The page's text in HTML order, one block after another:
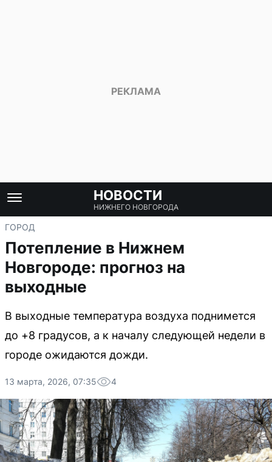
НОВОСТИ
НИЖНЕГО НОВГОРОДА
ГОРОД
Потепление в Нижнем
Новгороде: прогноз на
выходные
В выходные температура воздуха поднимется
до +8 градусов, а к началу следующей недели в
городе ожидаются дожди.
13 марта, 2026, 07:35 4